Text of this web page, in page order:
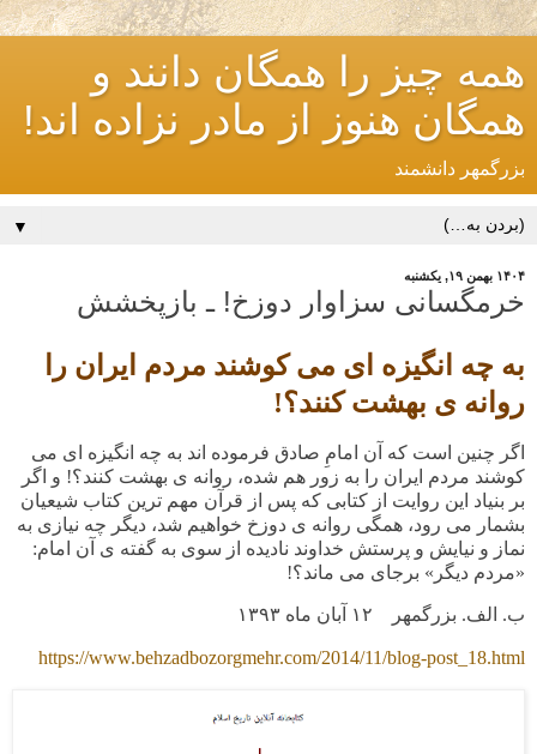
همه چیز را همگان دانند و
همگان هنوز از مادر نزاده اند!
بزرگمهر دانشمند
▼
۱۴۰۴ بهمن ۱۹, یکشنبه
خرمگسانی سزاوار دوزخ! ـ بازپخشش
به چه انگیزه ای می کوشند مردم ایران را
روانه ی بهشت کنند؟!
اگر چنین است که آن امامِ صادق فرموده اند به چه انگیزه ای می
کوشند مردم ایران را به زور هم شده، روانه ی بهشت کنند؟! و اگر
بر بنیاد این روایت از کتابی که پس از قرآن مهم ترین کتاب شیعیان
بشمار می رود، همگی روانه ی دوزخ خواهیم شد، دیگر چه نیازی به
نماز و نیایش و پرستش خداوند نادیده از سوی به گفته ی آن امام:
«مردم دیگر» برجای می ماند؟!
ب. الف. بزرگمهر ۱۲ آبان ماه ۱۳۹۳
https://www.behzadbozorgmehr.com/2014/11/blog-post_18.html